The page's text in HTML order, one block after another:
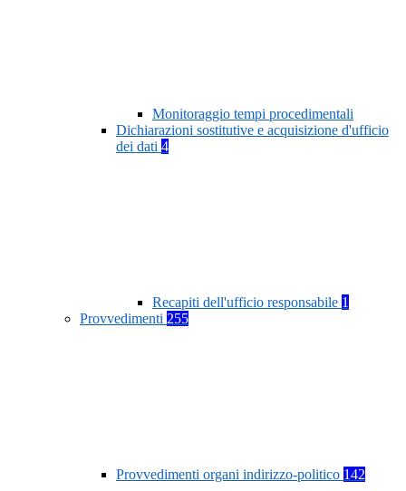
Monitoraggio tempi procedimentali
Dichiarazioni sostitutive e acquisizione d'ufficio
dei dati 4
Recapiti dell'ufficio responsabile 1
Provvedimenti 255
Provvedimenti organi indirizzo-politico 142